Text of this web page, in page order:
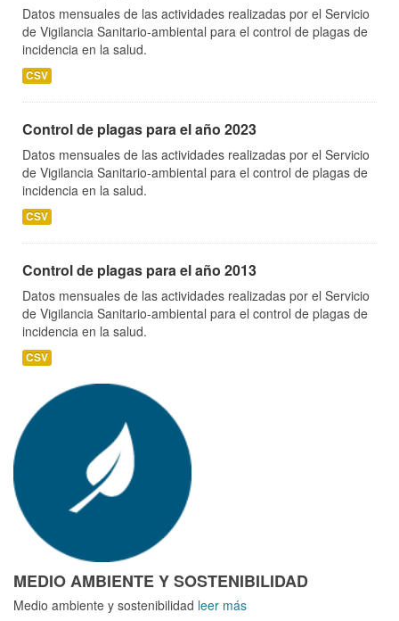
Datos mensuales de las actividades realizadas por el Servicio
de Vigilancia Sanitario-ambiental para el control de plagas de
incidencia en la salud.
CSV
Control de plagas para el año 2023
Datos mensuales de las actividades realizadas por el Servicio
de Vigilancia Sanitario-ambiental para el control de plagas de
incidencia en la salud.
CSV
Control de plagas para el año 2013
Datos mensuales de las actividades realizadas por el Servicio
de Vigilancia Sanitario-ambiental para el control de plagas de
incidencia en la salud.
CSV
MEDIO AMBIENTE Y SOSTENIBILIDAD
Medio ambiente y sostenibilidad leer más